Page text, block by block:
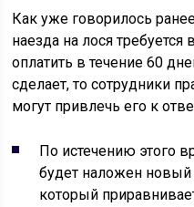
Как уже говорилось
наезда на лося
оплатить в течение 60
сделает, то сотрудники
могут привлечь его к
По истечению этого
будет наложен
который